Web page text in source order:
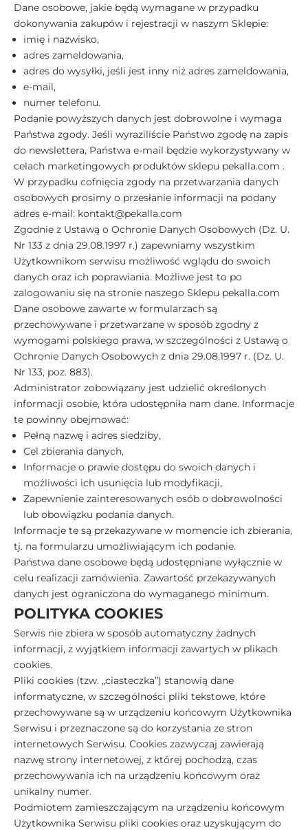
Dane osobowe, jakie będą wymagane w przypadku
dokonywania zakupów i rejestracji w naszym Sklepie:
imię i nazwisko,
adres zameldowania,
adres do wysyłki, jeśli jest inny niż adres zameldowania,
e-mail,
numer telefonu.
Podanie powyższych danych jest dobrowolne i wymaga
Państwa zgody. Jeśli wyraziliście Państwo zgodę na zapis
do newslettera, Państwa e-mail będzie wykorzystywany w
celach marketingowych produktów sklepu pekalla.com .
W przypadku cofnięcia zgody na przetwarzania danych
osobowych prosimy o przesłanie informacji na podany
adres e-mail: kontakt@pekalla.com
Zgodnie z Ustawą o Ochronie Danych Osobowych (Dz. U.
Nr 133 z dnia 29.08.1997 r.) zapewniamy wszystkim
Użytkownikom serwisu możliwość wglądu do swoich
danych oraz ich poprawiania. Możliwe jest to po
zalogowaniu się na stronie naszego Sklepu pekalla.com
Dane osobowe zawarte w formularzach są
przechowywane i przetwarzane w sposób zgodny z
wymogami polskiego prawa, w szczególności z Ustawą o
Ochronie Danych Osobowych z dnia 29.08.1997 r. (Dz. U.
Nr 133, poz. 883).
Administrator zobowiązany jest udzielić określonych
informacji osobie, która udostępniła nam dane. Informacje
te powinny obejmować:
Pełną nazwę i adres siedziby,
Cel zbierania danych,
Informacje o prawie dostępu do swoich danych i
możliwości ich usunięcia lub modyfikacji,
Zapewnienie zainteresowanych osób o dobrowolności
lub obowiązku podania danych.
Informacje te są przekazywane w momencie ich zbierania,
tj. na formularzu umożliwiającym ich podanie.
Państwa dane osobowe będą udostępniane wyłącznie w
celu realizacji zamówienia. Zawartość przekazywanych
danych jest ograniczona do wymaganego minimum.
POLITYKA COOKIES
Serwis nie zbiera w sposób automatyczny żadnych
informacji, z wyjątkiem informacji zawartych w plikach
cookies.
Pliki cookies (tzw. „ciasteczka”) stanowią dane
informatyczne, w szczególności pliki tekstowe, które
przechowywane są w urządzeniu końcowym Użytkownika
Serwisu i przeznaczone są do korzystania ze stron
internetowych Serwisu. Cookies zazwyczaj zawierają
nazwę strony internetowej, z której pochodzą, czas
przechowywania ich na urządzeniu końcowym oraz
unikalny numer.
Podmiotem zamieszczającym na urządzeniu końcowym
Użytkownika Serwisu pliki cookies oraz uzyskującym do